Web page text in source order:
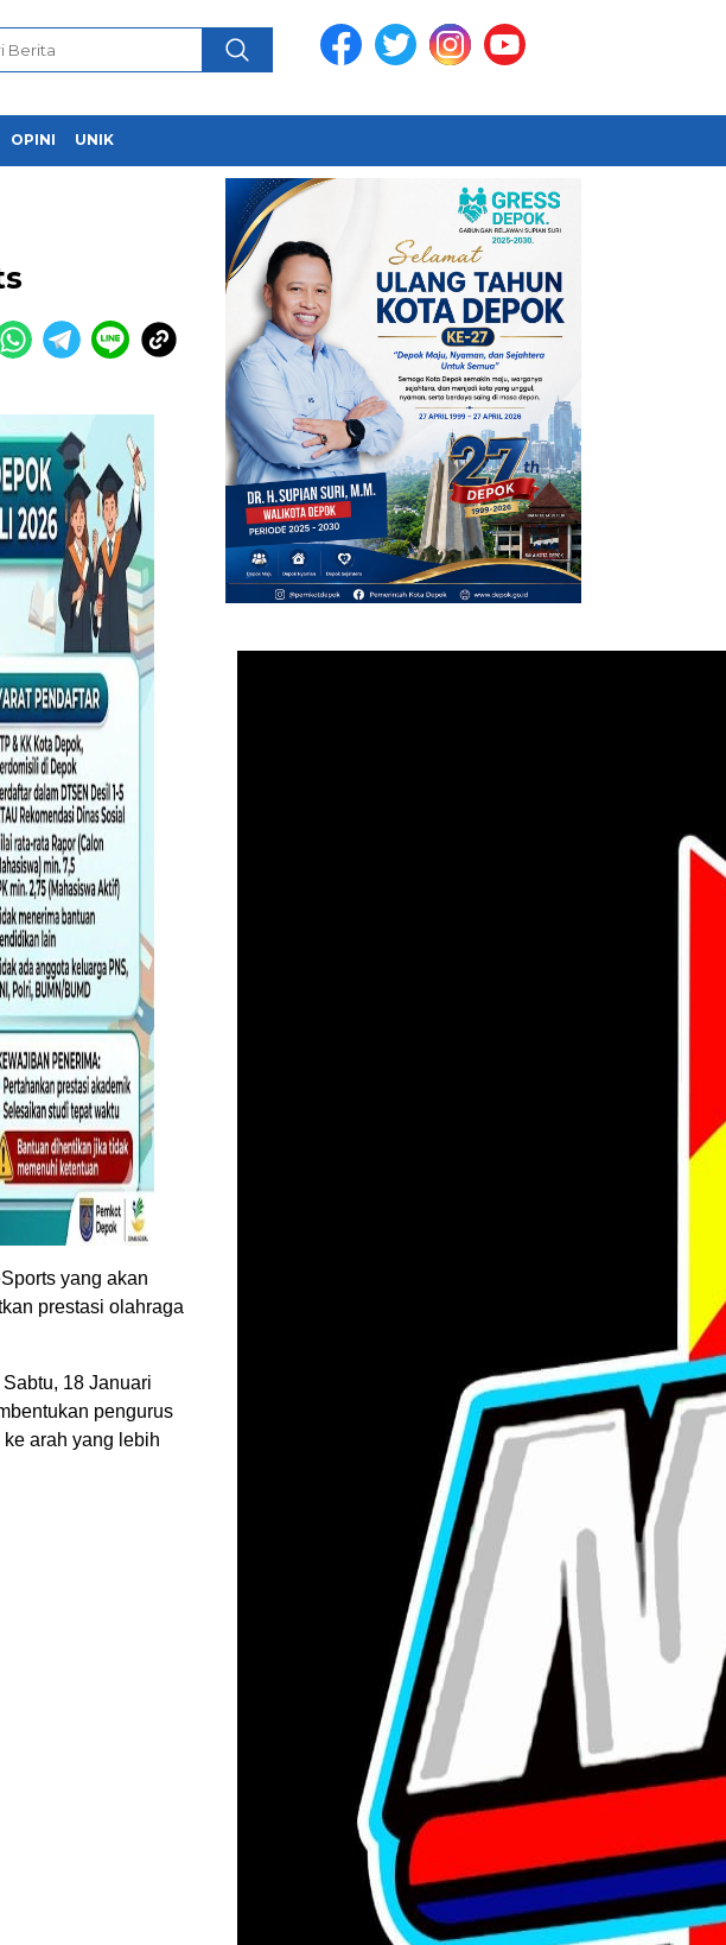
OPINI UNIK
yang akan
prestasi olahraga
18 Januari
pengurus
arah yang lebih